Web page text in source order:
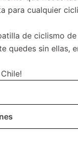
para cualquier
de ciclismo
quedes sin ellas,